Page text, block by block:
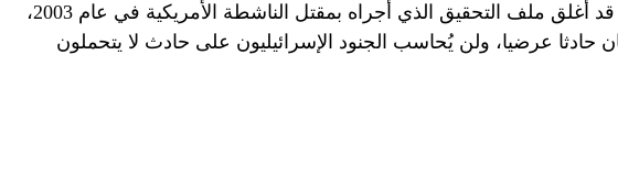
و كان الجيش الإسرائيلي قد أغلق ملف التحقيق الذي أجراه بمقتل الناشطة الأمريكية في عام 2003،
حادثا عرضيا، ولن يُحاسب الجنود الإسرائيليون على حادث لا يتحملون